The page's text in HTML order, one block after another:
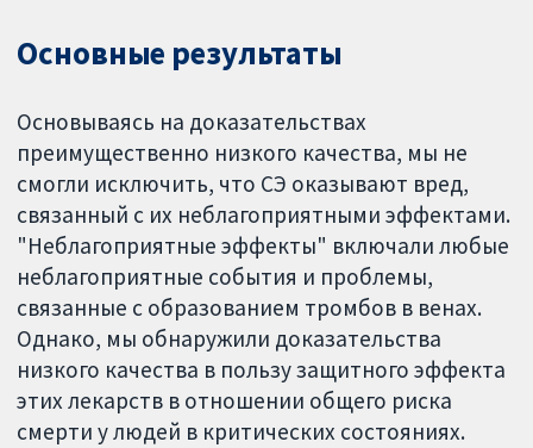
Основные результаты
Основываясь на доказательствах
преимущественно низкого качества, мы не
смогли исключить, что СЭ оказывают вред,
связанный с их неблагоприятными эффектами.
"Неблагоприятные эффекты" включали любые
неблагоприятные события и проблемы,
связанные с образованием тромбов в венах.
Однако, мы обнаружили доказательства
низкого качества в пользу защитного эффекта
этих лекарств в отношении общего риска
смерти у людей в критических состояниях.